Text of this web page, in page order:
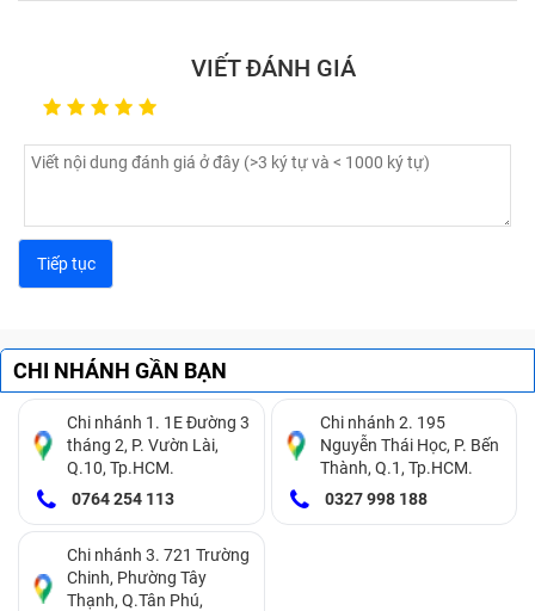
VIẾT ĐÁNH GIÁ
CHI NHÁNH GẦN BẠN
Chi nhánh 1. 1E Đường 3
tháng 2, P. Vườn Lài,
Q.10, Tp.HCM.
0764 254 113
Chi nhánh 2. 195
Nguyễn Thái Học, P. Bến
Thành, Q.1, Tp.HCM.
0327 998 188
Chi nhánh 3. 721 Trường
Chinh, Phường Tây
Thạnh, Q.Tân Phú,